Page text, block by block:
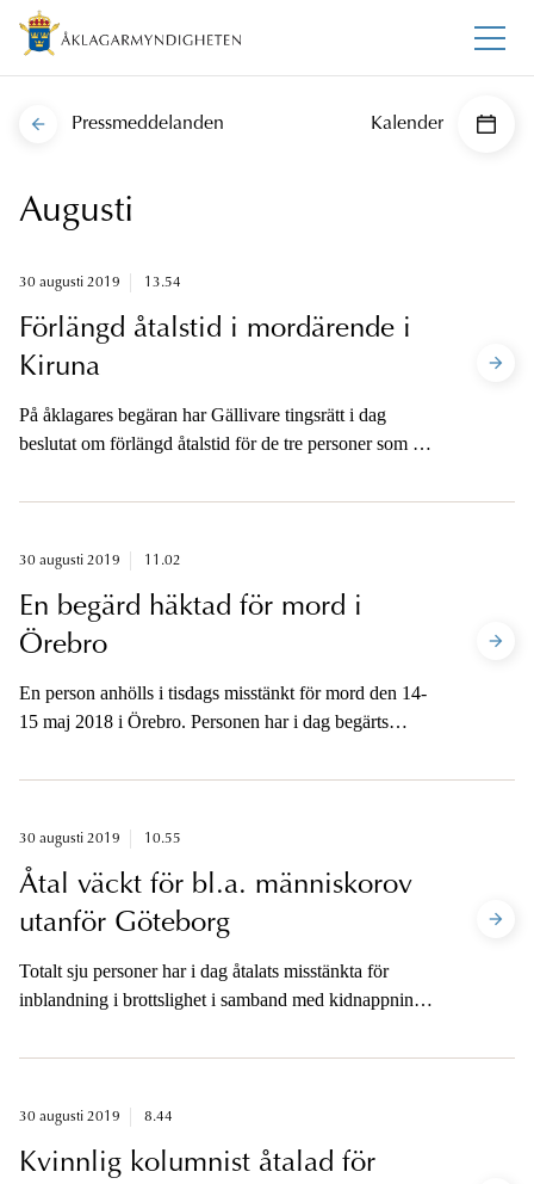
Pressmeddelanden Kalender
Augusti
30 augusti 2019 13.54
Förlängd åtalstid i mordärende i
Kiruna
På åklagares begäran har Gällivare tingsrätt i dag
beslutat om förlängd åtalstid för de tre personer som är
30 augusti 2019 11.02
En begärd häktad för mord i
Örebro
En person anhölls i tisdags misstänkt för mord den 14-
15 maj 2018 i Örebro. Personen har i dag begärts
30 augusti 2019 10.55
Åtal väckt för bl.a. människorov
utanför Göteborg
Totalt sju personer har i dag åtalats misstänkta för
inblandning i brottslighet i samband med kidnappning
2019. Offren hölls inspärrade under en helg i ett hus i
30 augusti 2019 8.44
Kvinnlig kolumnist åtalad för